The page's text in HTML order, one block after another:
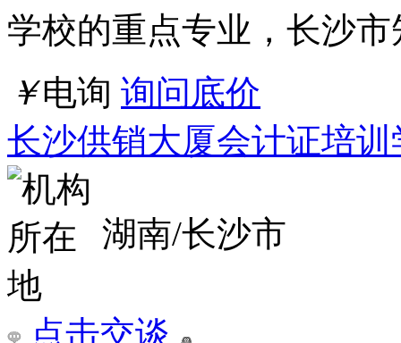
点击交谈
店铺
详情
课程标题：2018年嘉兴